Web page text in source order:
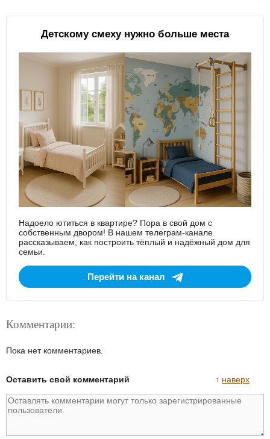
Детскому смеху нужно больше места
Надоело ютиться в квартире? Пора в свой дом с
собственным двором! В нашем телеграм-канале
рассказываем, как построить тёплый и надёжный дом для
семьи.
Перейти на канал
Комментарии:
Пока нет комментариев.
↑ наверх
Оставить свой комментарий